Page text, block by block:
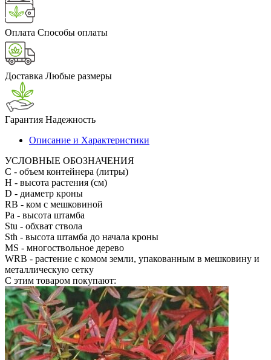
Оплата Способы оплаты
Доставка Любые размеры
Гарантия Надежность
Описание и Характеристики
УСЛОВНЫЕ ОБОЗНАЧЕНИЯ
С - объем контейнера (литры)
H - высота растения (см)
D - диаметр кроны
RB - ком с мешковиной
Pa - высота штамба
Stu - обхват ствола
Sth - высота штамба до начала кроны
MS - многоствольное дерево
WRB - растение с комом земли, упакованным в мешковину и
металлическую сетку
С этим товаром покупают: